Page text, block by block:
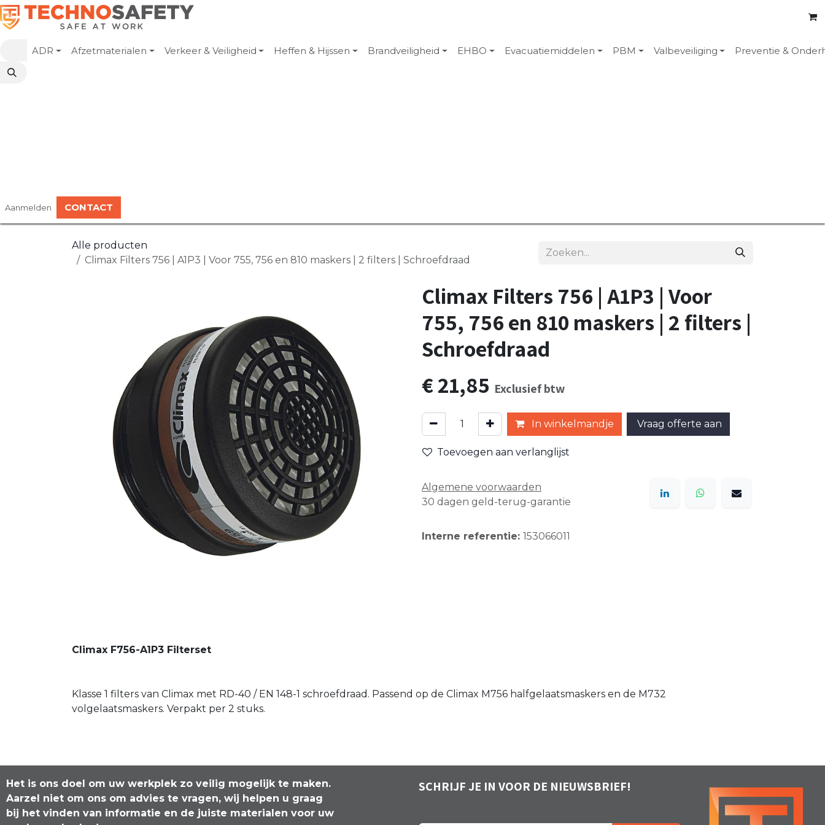
Overslaan naar inhoud
ADR Afzetmaterialen Verkeer & Veiligheid Heffen & Hijssen Brandveiligheid EHBO Evacuatiemiddelen PBM Valbeveiliging Preventie &
Aanmelden CONTACT
Alle producten
Climax Filters 756 | A1P3 | Voor 755, 756 en 810 maskers | 2 filters | Schroefdraad
Climax Filters 756 | A1P3 | Voor
755, 756 en 810 maskers | 2 filters |
Schroefdraad
€21,85 Exclusief btw
In winkelmandje Vraag offerte aan
Toevoegen aan verlanglijst
Algemene voorwaarden
30 dagen geld-terug-garantie
Interne referentie: 153066011
Climax F756-A1P3 Filterset
Klasse 1 filters van Climax met RD-40 / EN 148-1 schroefdraad. Passend op de Climax M756 halfgelaatsmaskers en de M732
volgelaatsmaskers. Verpakt per 2 stuks.
Het is ons doel om uw werkplek zo veilig mogelijk te maken.
Aarzel niet om ons om advies te vragen, wij helpen u graag
bij het vinden van informatie en de juiste materialen voor uw
SCHRIJF JE IN VOOR DE NIEUWSBRIEF!